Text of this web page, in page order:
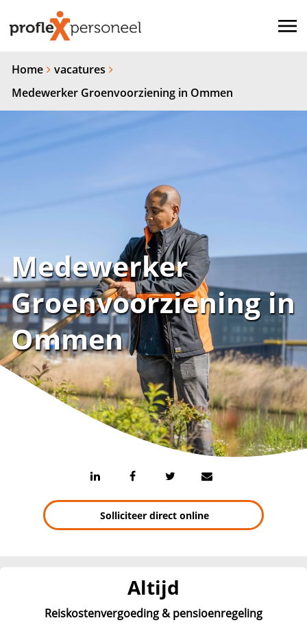
Home
vacatures
Medewerker Groenvoorziening in Ommen
Medewerker
Groenvoorziening in
Ommen
Solliciteer direct online
Altijd
Reiskostenvergoeding & pensioenregeling